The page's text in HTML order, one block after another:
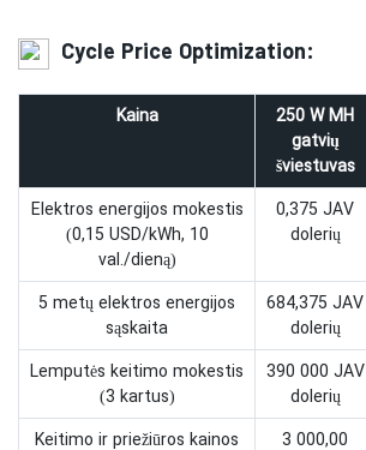
Cycle Price Optimization:
Kaina
250 W MH
gatvių
šviestuvas
Elektros energijos mokestis
(0,15 USD/kWh, 10
val./dieną)
0,375 JAV
dolerių
5 metų elektros energijos
sąskaita
684,375 JAV
dolerių
Lemputės keitimo mokestis
(3 kartus)
390 000 JAV
dolerių
Keitimo ir priežiūros kainos
3 000,00